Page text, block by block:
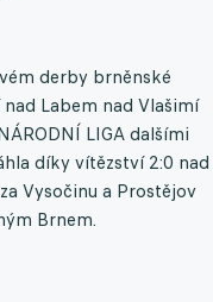
derby brněnské
Labem nad Vlašimí
LIGA dalšími
díky vítězství 2:0 nad
Vysočinu a Prostějov
Brnem.